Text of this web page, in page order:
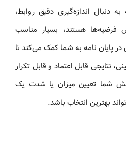
دنبال اندازه‌گیری دقیق روابط،
فرضیه‌ها هستند، بسیار مناسب
پایان‌ نامه به شما کمک می‌کند تا
نتایجی قابل اعتماد و قابل تکرار
شما تعیین میزان یا شدت یک
بهترین انتخاب باشد.